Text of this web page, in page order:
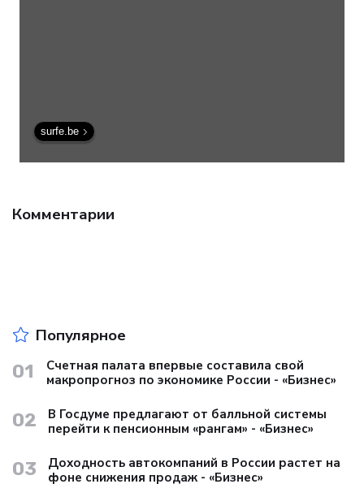
surfe.be
Комментарии
Популярное
01
Счетная палата впервые составила свой
макропрогноз по экономике России - «Бизнес»
02
В Госдуме предлагают от балльной системы
перейти к пенсионным «рангам» - «Бизнес»
03
Доходность автокомпаний в России растет на
фоне снижения продаж - «Бизнес»